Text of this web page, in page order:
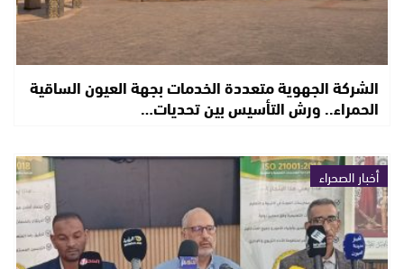
الشركة الجهوية متعددة الخدمات بجهة العيون الساقية
الحمراء.. ورش التأسيس بين تحديات…
أخبار الصحراء